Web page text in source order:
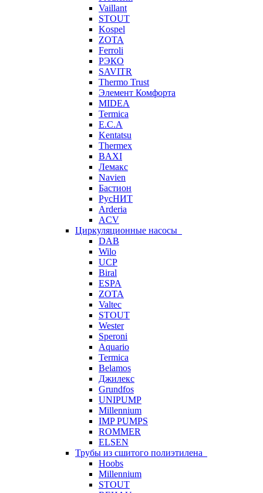
Vaillant
STOUT
Kospel
ZOTA
Ferroli
РЭКО
SAVITR
Thermo Trust
Элемент Комфорта
MIDEA
Termica
E.C.A
Kentatsu
Thermex
BAXI
Лемакс
Navien
Бастион
РусНИТ
Arderia
ACV
Циркуляционные насосы
DAB
Wilo
UCP
Biral
ESPA
ZOTA
Valtec
STOUT
Wester
Speroni
Aquario
Termica
Belamos
Джилекс
Grundfos
UNIPUMP
Millennium
IMP PUMPS
ROMMER
ELSEN
Трубы из сшитого полиэтилена
Hoobs
Millennium
STOUT